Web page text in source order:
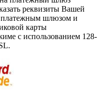
реквизиты Вашей
платежным шлюзом и
карты
с использованием 128-